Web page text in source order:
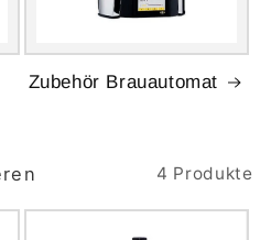
Zubehör Brauautomat
4 Produkte